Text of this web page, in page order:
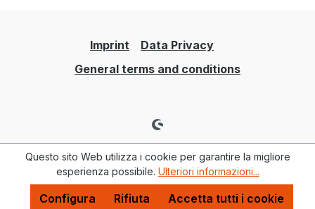
Imprint
Data Privacy
General terms and conditions
Questo sito Web utilizza i cookie per garantire la migliore
esperienza possibile. Ulteriori informazioni...
Rifiuta
Configura Accetta tutti i cookie